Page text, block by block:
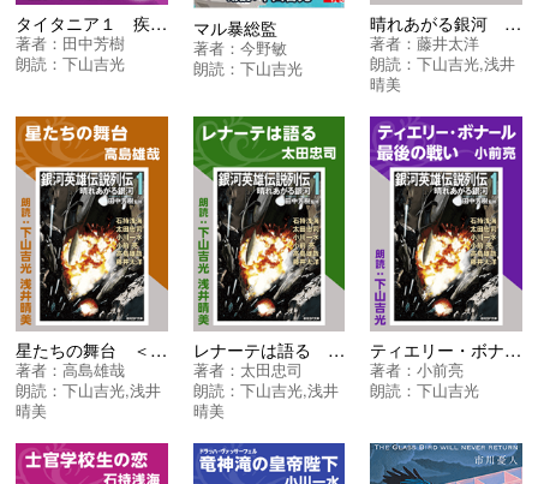
タイタニア１ 疾風篇
著者： 田中芳樹
朗読：下山吉光
マル暴総監
著者： 今野敏
朗読： 下山吉光
晴れあがる銀河 ＜銀河英雄伝説列伝〈１〉晴れあがる銀河＞
著者：藤井太洋
朗読：下山吉光,浅井
晴美
星たちの舞台 ＜銀河英雄伝説列伝〈１〉晴れあがる銀河＞
著者：高島雄哉
朗読：下山吉光,浅井
晴美
レナーテは語る ＜銀河英雄伝説列伝〈１〉晴れあがる銀河＞
著者： 太田忠司
朗読： 下山吉光,浅井
晴美
ティエリー・ボナール最後の戦い ＜銀河英雄伝説列伝〈１〉晴れあがる銀河＞
著者：小前亮
朗読：下山吉光